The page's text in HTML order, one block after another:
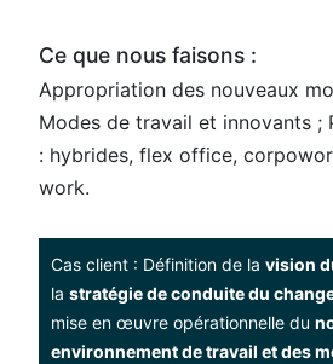
Ce que nous faisons :
Appropriation des nouveaux
Modes de travail et innovants ;
: hybrides, flex office,
work.
Cas client : Définition de la vision
la stratégie de conduite du
mise en œuvre opérationnelle du
environnement de travail et des